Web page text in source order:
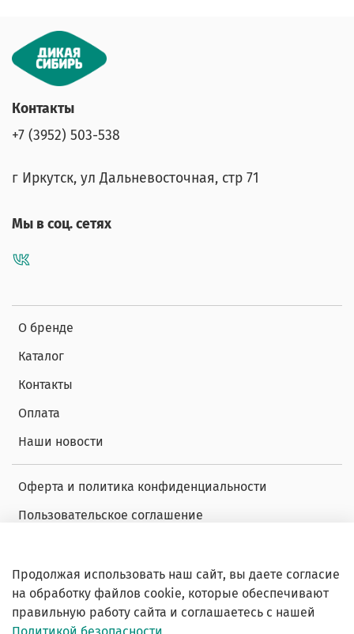
О бренде
Каталог
Контакты
Оплата
Наши новости
Оферта и политика конфиденциальности
Пользовательское соглашение
Обратная связь
Декларация о соответствии
Контакты
+7 (3952) 503-538
г Иркутск, ул Дальневосточная, стр 71
Мы в соц. сетях
Продолжая использовать наш сайт, вы даете согласие
на обработку файлов cookie, которые обеспечивают
правильную работу сайта и соглашаетесь с нашей